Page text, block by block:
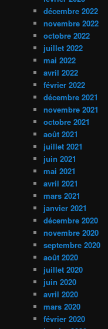
décembre 2022
novembre 2022
octobre 2022
juillet 2022
mai 2022
avril 2022
février 2022
décembre 2021
novembre 2021
octobre 2021
août 2021
juillet 2021
juin 2021
mai 2021
avril 2021
mars 2021
janvier 2021
décembre 2020
novembre 2020
septembre 2020
août 2020
juillet 2020
juin 2020
avril 2020
mars 2020
février 2020